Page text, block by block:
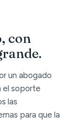
con
un abogado
el soporte
las
para que la